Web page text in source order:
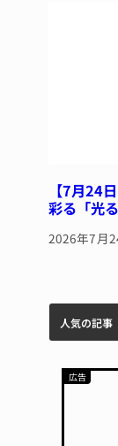
【7月24
彩る「光
2026年7月
人気の記事
名張市水道料金47％値上げへ 答申案、審議会で大筋まとまる
中学校の陶壁モニュメント 地元建設会社がボランティアで清掃 伊賀名張市立病院のDMAT、熊本地震の被災地へ 能登以来3回目の派遣